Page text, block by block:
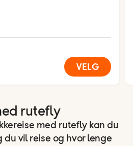
VELG
rutefly
med rutefly kan du
du vil reise og hvor lenge